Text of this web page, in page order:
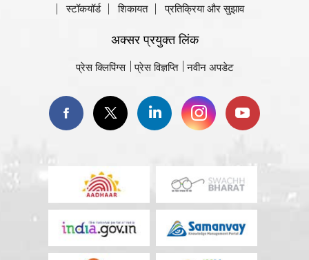
स्टॉकयॉर्ड
शिकायत प्रतिक्रिया और सुझाव
अक्सर प्रयुक्त लिंक
प्रेस क्लिपिंग्स प्रेस विज्ञप्ति नवीन अपडेट